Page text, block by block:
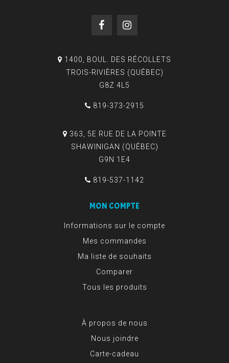
1400, BOUL. DES RÉCOLLETS
TROIS-RIVIÈRES (QUÉBEC)
G8Z 4L5
819-373-2915
363, 5E RUE DE LA POINTE
SHAWINIGAN (QUÉBEC)
G9N 1E4
819-537-1142
MON COMPTE
Informations sur le compte
Mes commandes
Ma liste de souhaits
Comparer
Tous les produits
À propos de nous
Nous joindre
Carte-cadeau